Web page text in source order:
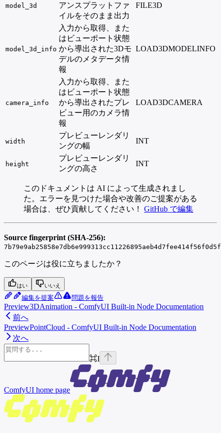
model_3d
アンスプラットファ
イルをそのまま出力
FILE3D
model_3d_info
入力から取得、また
はビューポート状態
から導出された3Dモ
デルのメタデータ情
報
LOAD3DMODELINFO
camera_info
入力から取得、また
はビューポート状態
から導出されたプレ
ビュー用のカメラ情
報
LOAD3DCAMERA
width
プレビューレンダリ
ングの幅
INT
height
プレビューレンダリ
ングの高さ
INT
このドキュメントは AI によって生成されまし
た。エラーを見つけた場合や改善のご提案がある
場合は、ぜひ貢献してください！ GitHub で編集
Source fingerprint (SHA-256):
このページは役に立ちましたか？
はい いいえ
編集を提案 問題を報告
Preview3DAnimation - ComfyUI Built-in Node Documentation
前へ
PreviewPointCloud - ComfyUI Built-in Node Documentation
次へ
⌘I
ComfyUI home page